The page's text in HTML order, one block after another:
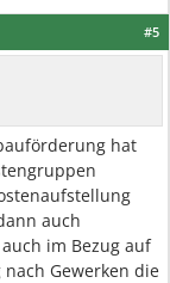
#5
hat
auch
im Bezug auf
Gewerken die